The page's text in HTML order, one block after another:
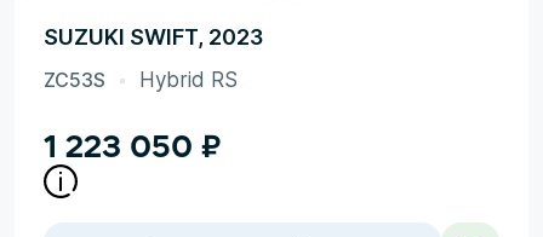
SUZUKI SWIFT, 2023
ZC53S Hybrid RS
1 223 050 ₽